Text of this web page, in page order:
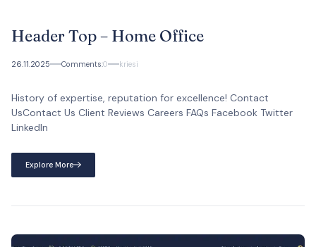
Header Top – Home Office
26.11.2025 0
Comments: kriesi
History of expertise, reputation for excellence! Contact
UsContact Us Client Reviews Careers FAQs Facebook Twitter
LinkedIn
Explore More